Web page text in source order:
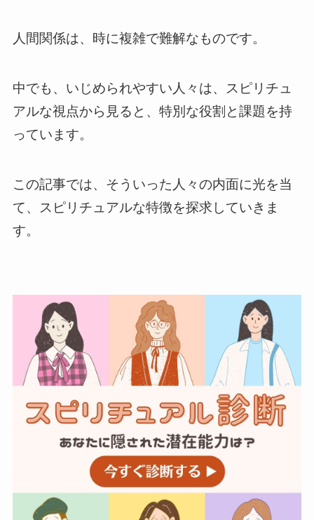
人間関係は、時に複雑で難解なものです。
中でも、いじめられやすい人々は、スピリチュ
アルな視点から見ると、特別な役割と課題を持
っています。
この記事では、そういった人々の内面に光を当
て、スピリチュアルな特徴を探求していきま
す。